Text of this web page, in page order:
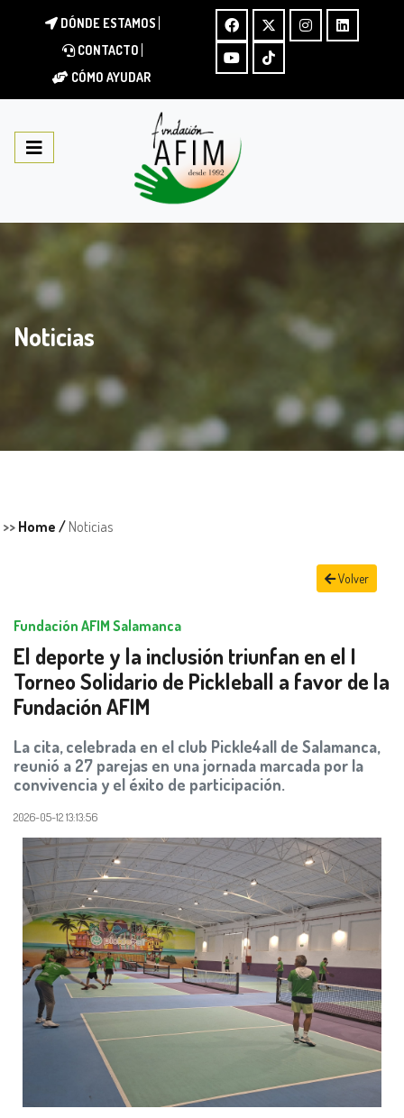
DÓNDE ESTAMOS
CONTACTO
CÓMO AYUDAR
Noticias
>> Home / Noticias
Volver
Fundación AFIM Salamanca
El deporte y la inclusión triunfan en el I
Torneo Solidario de Pickleball a favor de la
Fundación AFIM
La cita, celebrada en el club Pickle4all de Salamanca,
reunió a 27 parejas en una jornada marcada por la
convivencia y el éxito de participación.
2026-05-12 13:13:56